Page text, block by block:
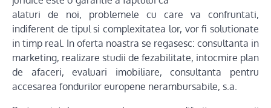
alaturi de noi, problemele cu care va confruntati,
indiferent de tipul si complexitatea lor, vor fi solutionate
in timp real. In oferta noastra se regasesc: consultanta in
marketing, realizare studii de fezabilitate, intocmire plan
de afaceri, evaluari imobiliare, consultanta pentru
accesarea fondurilor europene nerambursabile, s.a.